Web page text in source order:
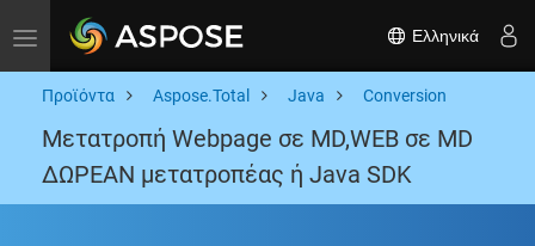
Toggle navigation Ελληνικά
Προϊόντα Aspose.Total Java Conversion
Μετατροπή Webpage σε MD,WEB σε MD
ΔΩΡΕΑΝ μετατροπέας ή Java SDK